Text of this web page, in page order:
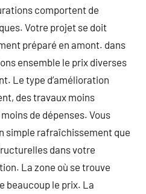
comportent de
Votre projet se doit
préparé en amont. dans
ensemble le prix diverses
Le type d’amélioration
des travaux moins
de dépenses. Vous
simple rafraîchissement que
dans votre
La zone où se trouve
beaucoup le prix. La